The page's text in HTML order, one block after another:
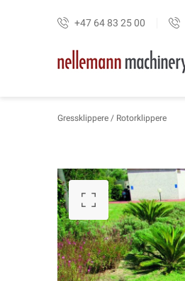
+47 64 83 25 00
Gressklippere/ Rotorklippere